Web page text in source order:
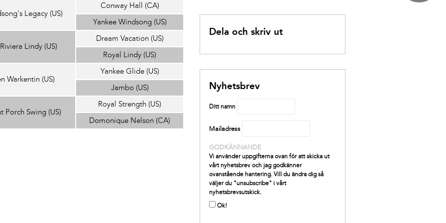
Legacy (US)
Conway Hall (CA)
Yankee Windsong (US)
Lindy (US)
Dream Vacation (US)
Royal Lindy (US)
Warkentin (US)
Yankee Glide (US)
Jambo (US)
Porch Swing (US)
Royal Strength (US)
Domonique Nelson (CA)
Dela och skriv ut
Nyhetsbrev
Ditt namn
Mailadress
GODKÄNNANDE
Vi använder uppgifterna ovan för att skicka ut
vårt nyhetsbrev och jag godkänner
ovanstående hantering. Vill du ändra dig så
väljer du "unsubscribe" i vårt
nyhetsbrevsutskick.
Ok!